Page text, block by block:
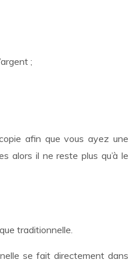
;
afin que vous ayez une
alors il ne reste plus qu’à le
traditionnelle.
se fait directement dans